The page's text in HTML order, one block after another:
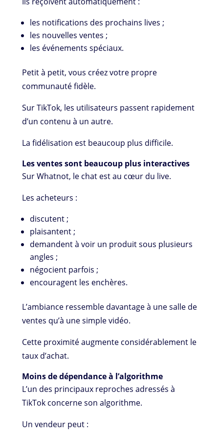
les notifications des prochains lives ;
les nouvelles ventes ;
les événements spéciaux.
Petit à petit, vous créez votre propre
communauté fidèle.
Sur TikTok, les utilisateurs passent rapidement
d’un contenu à un autre.
La fidélisation est beaucoup plus difficile.
Les ventes sont beaucoup plus interactives
Sur Whatnot, le chat est au cœur du live.
Les acheteurs :
discutent ;
plaisantent ;
demandent à voir un produit sous plusieurs
angles ;
négocient parfois ;
encouragent les enchères.
L’ambiance ressemble davantage à une salle de
ventes qu’à une simple vidéo.
Cette proximité augmente considérablement le
taux d’achat.
Moins de dépendance à l’algorithme
L’un des principaux reproches adressés à
TikTok concerne son algorithme.
Un vendeur peut :